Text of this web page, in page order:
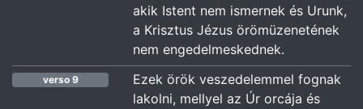
akik Istent nem ismernek és Urunk,
a Krisztus Jézus örömüzenetének
nem engedelmeskednek.
verso 9
Ezek örök veszedelemmel fognak
lakolni, mellyel az Úr orcája és